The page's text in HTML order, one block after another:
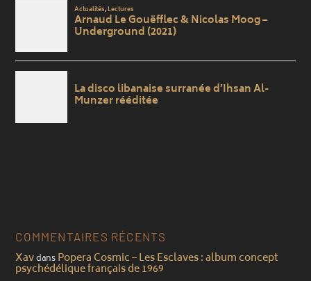
COMMENTAIRES RÉCENTS
XavdansPopera Cosmic – Les Esclaves : album concept
psychédélique français de 1969